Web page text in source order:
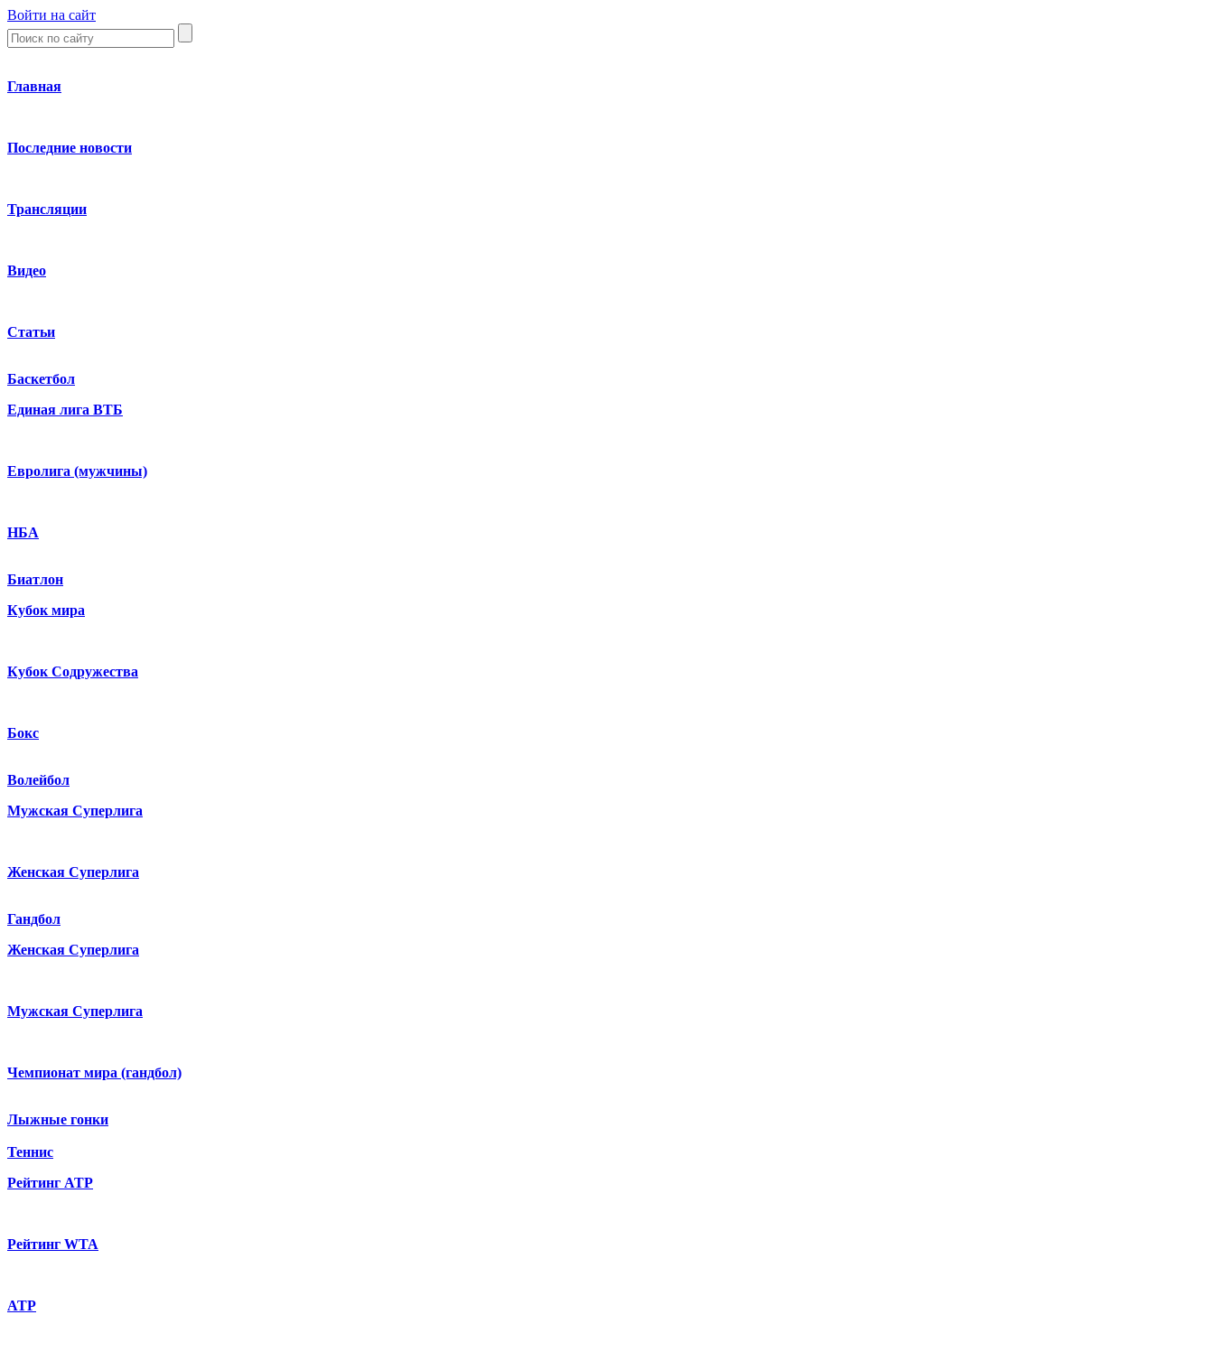
Войти на сайт
Главная
Последние новости
Трансляции
Видео
Статьи
Баскетбол
Единая лига ВТБ
Евролига (мужчины)
НБА
Биатлон
Кубок мира
Кубок Содружества
Бокс
Волейбол
Мужская Суперлига
Женская Суперлига
Гандбол
Женская Суперлига
Мужская Суперлига
Чемпионат мира (гандбол)
Лыжные гонки
Теннис
Рейтинг ATP
Рейтинг WTA
ATP